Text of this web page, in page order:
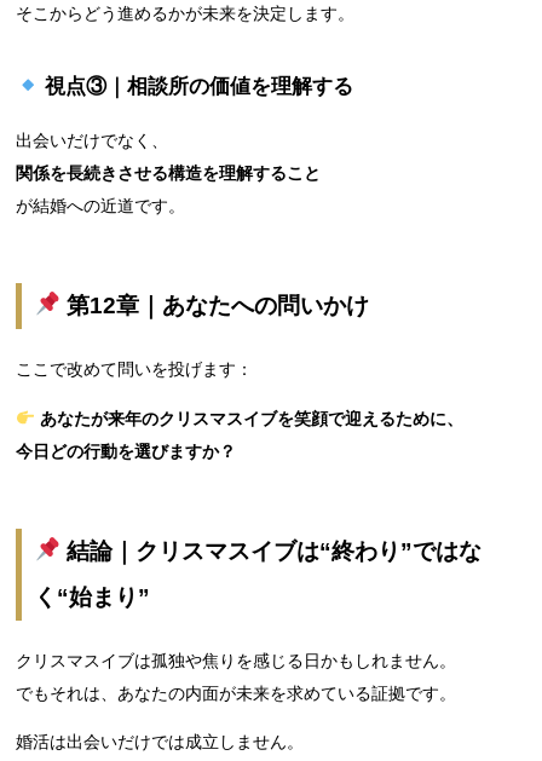
そこからどう進めるかが未来を決定します。
視点③｜相談所の価値を理解する
出会いだけでなく、
関係を長続きさせる構造を理解すること
が結婚への近道です。
第12章｜あなたへの問いかけ
ここで改めて問いを投げます：
あなたが来年のクリスマスイブを笑顔で迎えるために、
今日どの行動を選びますか？
結論｜クリスマスイブは“終わり”ではな
く“始まり”
クリスマスイブは孤独や焦りを感じる日かもしれません。
でもそれは、あなたの内面が未来を求めている証拠です。
婚活は出会いだけでは成立しません。